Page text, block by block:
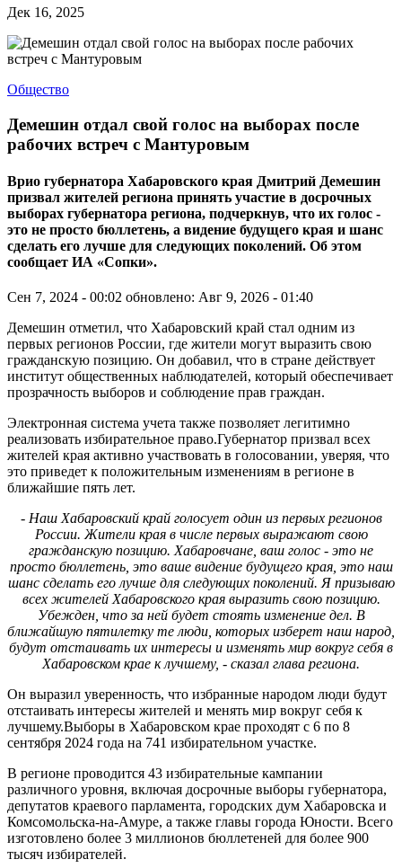
Дек 16, 2025
Общество
Демешин отдал свой голос на выборах после
рабочих встреч с Мантуровым
Врио губернатора Хабаровского края Дмитрий Демешин
призвал жителей региона принять участие в досрочных
выборах губернатора региона, подчеркнув, что их голос -
это не просто бюллетень, а видение будущего края и шанс
сделать его лучше для следующих поколений. Об этом
сообщает ИА «Сопки».
Сен 7, 2024 - 00:02 обновлено: Авг 9, 2026 - 01:40
Демешин отметил, что Хабаровский край стал одним из
первых регионов России, где жители могут выразить свою
гражданскую позицию. Он добавил, что в стране действует
институт общественных наблюдателей, который обеспечивает
прозрачность выборов и соблюдение прав граждан.
Электронная система учета также позволяет легитимно
реализовать избирательное право.Губернатор призвал всех
жителей края активно участвовать в голосовании, уверяя, что
это приведет к положительным изменениям в регионе в
ближайшие пять лет.
- Наш Хабаровский край голосует один из первых регионов
России. Жители края в числе первых выражают свою
гражданскую позицию. Хабаровчане, ваш голос - это не
просто бюллетень, это ваше видение будущего края, это наш
шанс сделать его лучше для следующих поколений. Я призываю
всех жителей Хабаровского края выразить свою позицию.
Убежден, что за ней будет стоять изменение дел. В
ближайшую пятилетку те люди, которых изберет наш народ,
будут отстаивать их интересы и изменять мир вокруг себя в
Хабаровском крае к лучшему, - сказал глава региона.
Он выразил уверенность, что избранные народом люди будут
отстаивать интересы жителей и менять мир вокруг себя к
лучшему.Выборы в Хабаровском крае проходят с 6 по 8
сентября 2024 года на 741 избирательном участке.
В регионе проводится 43 избирательные кампании
различного уровня, включая досрочные выборы губернатора,
депутатов краевого парламента, городских дум Хабаровска и
Комсомольска-на-Амуре, а также главы города Юности. Всего
изготовлено более 3 миллионов бюллетеней для более 900
тысяч избирателей.